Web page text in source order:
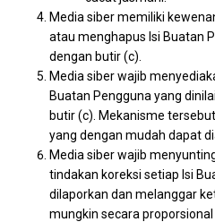
Media siber memiliki
atau menghapus Isi Buatan
dengan butir (c).
Media siber wajib
Buatan Pengguna yang
butir (c). Mekanisme
yang dengan mudah dapat
Media siber wajib
tindakan koreksi setiap Isi
dilaporkan dan melanggar
mungkin secara